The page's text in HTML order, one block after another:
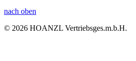
nach oben
© 2026 HOANZL Vertriebsges.m.b.H.